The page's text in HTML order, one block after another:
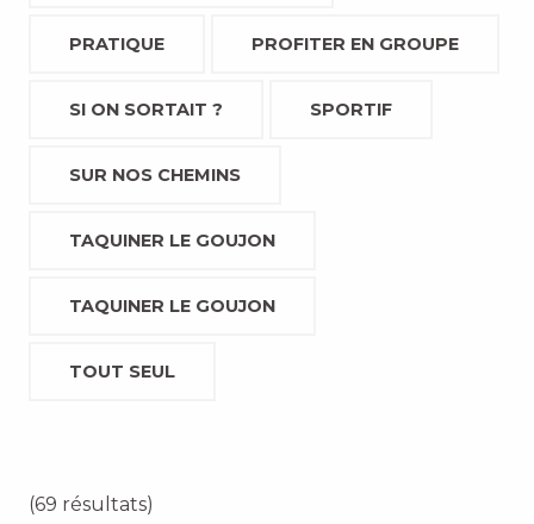
PRATIQUE PROFITER EN GROUPE
SI ON SORTAIT ? SPORTIF
SUR NOS CHEMINS
TAQUINER LE GOUJON
TAQUINER LE GOUJON
TOUT SEUL
(69 résultats)